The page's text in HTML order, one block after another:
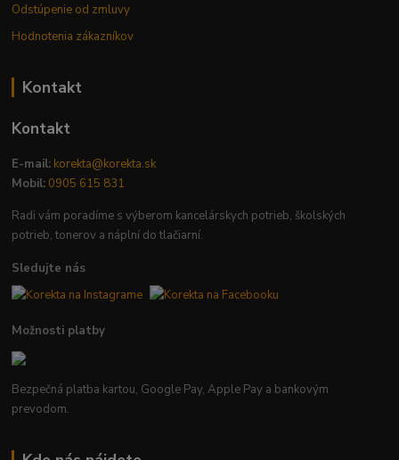
Odstúpenie od zmluvy
Hodnotenia zákazníkov
Kontakt
Kontakt
E-mail: korekta@korekta.sk
Mobil: 0905 615 831
Radi vám poradíme s výberom kancelárskych potrieb, školských
potrieb, tonerov a náplní do tlačiarní.
Sledujte nás
Možnosti platby
Bezpečná platba kartou, Google Pay, Apple Pay a bankovým
prevodom.